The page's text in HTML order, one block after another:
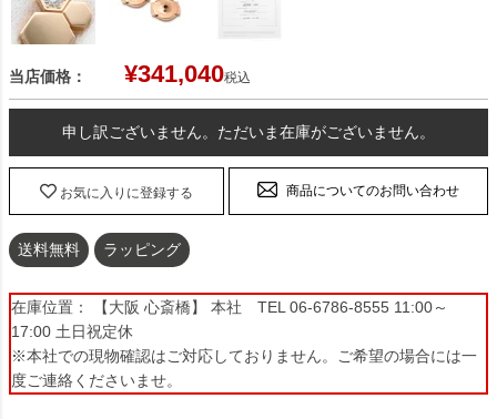
当店価格： ¥341,040税込
申し訳ございません。ただいま在庫がございません。
お気に入りに登録する 商品についてのお問い合わせ
送料無料 ラッピング
在庫位置： 【大阪 心斎橋】 本社 TEL 06-6786-8555 11:00～
17:00 土日祝定休
※本社での現物確認はご対応しておりません。ご希望の場合には一
度ご連絡くださいませ。